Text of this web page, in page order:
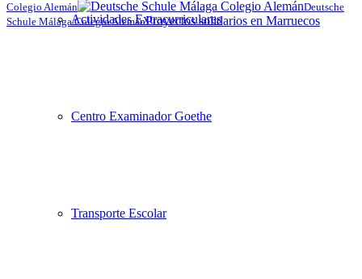
Actividades Extracurriculares
Centro Examinador Goethe
Transporte Escolar
Colegio Alemán
Deutsche
Schule Málaga Colegio AlemánProyectos solidarios en Marruecos